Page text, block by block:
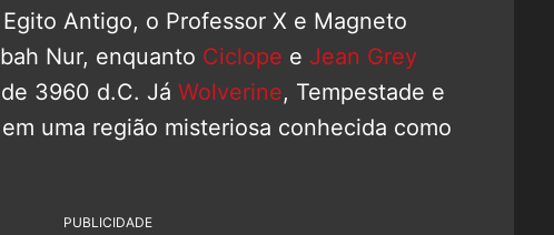
Antigo, o Professor X e Magneto
Nur, enquanto Ciclope e Jean Grey
3960 d.C. Já Wolverine, Tempestade e
uma região misteriosa conhecida como
PUBLICIDADE